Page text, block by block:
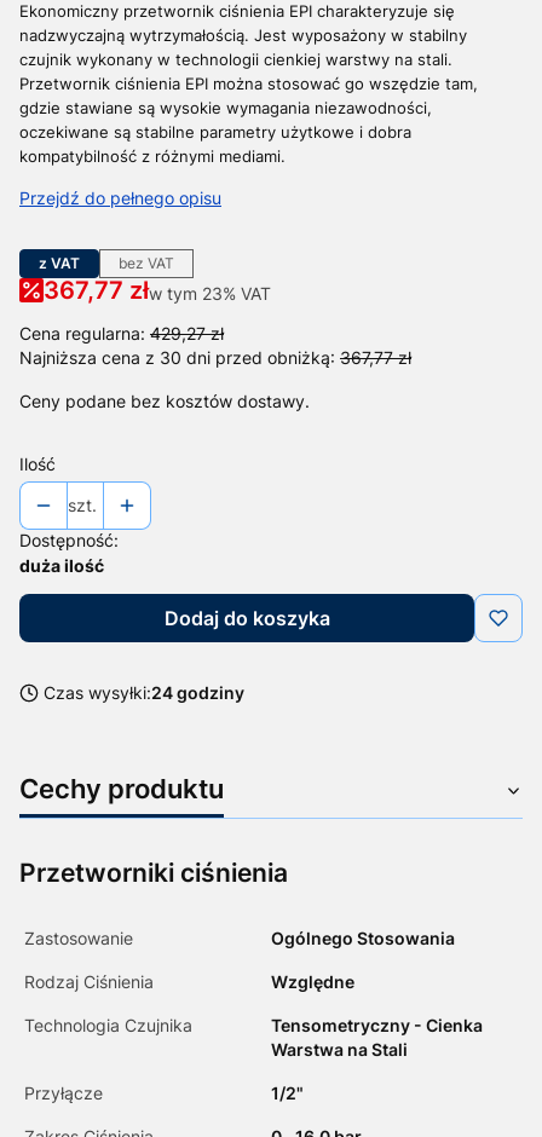
Ekonomiczny przetwornik ciśnienia EPI charakteryzuje się
nadzwyczajną wytrzymałością. Jest wyposażony w stabilny
czujnik wykonany w technologii cienkiej warstwy na stali.
Przetwornik ciśnienia EPI można stosować go wszędzie tam,
gdzie stawiane są wysokie wymagania niezawodności,
oczekiwane są stabilne parametry użytkowe i dobra
kompatybilność z różnymi mediami.
Przejdź do pełnego opisu
z VAT bez VAT
367,77 złw tym 23% VAT
w tym 23% VAT
Cena regularna: 429,27 zł
Najniższa cena z 30 dni przed obniżką: 367,77 zł
Ceny podane bez kosztów dostawy.
Ilość
szt.
Dostępność:
duża ilość
Dodaj do koszyka
Czas wysyłki:24 godziny
Cechy produktu
Przetworniki ciśnienia
Zastosowanie Ogólnego Stosowania
Rodzaj Ciśnienia Względne
Technologia Czujnika
Tensometryczny - Cienka
Warstwa na Stali
Przyłącze 1/2"